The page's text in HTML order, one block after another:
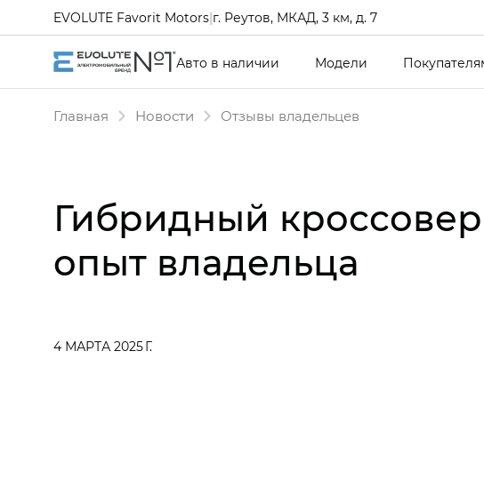
EVOLUTE Favorit Motors|г. Реутов, МКАД, 3 км, д. 7
Авто в наличии Модели
Главная Новости Отзывы владельцев
Гибридный кроссовер
опыт владельца
4 МАРТА 2025 Г.